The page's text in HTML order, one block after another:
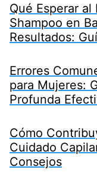
Qué Esperar
Shampoo en
Resultados:
Errores
para Mujeres:
Profunda
Cómo
Cuidado
Consejos